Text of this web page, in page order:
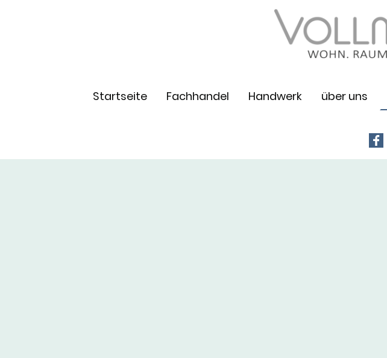
Startseite Fachhandel Handwerk über uns